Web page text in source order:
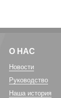
О НАС
Новости
Руководство
Наша история